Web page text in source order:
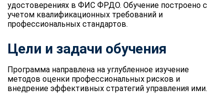
удостоверениях в ФИС ФРДО. Обучение построено с
учетом квалификационных требований и
профессиональных стандартов.
Цели и задачи обучения
Программа направлена на углубленное изучение
методов оценки профессиональных рисков и
внедрение эффективных стратегий управления ими.